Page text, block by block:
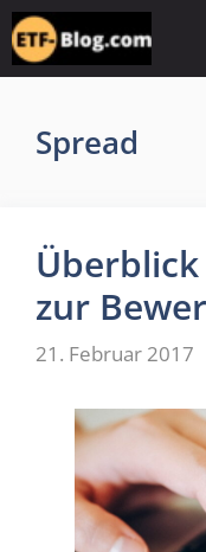
Zum
Inhalt
springen
Spread
zur
21. Februar 2017